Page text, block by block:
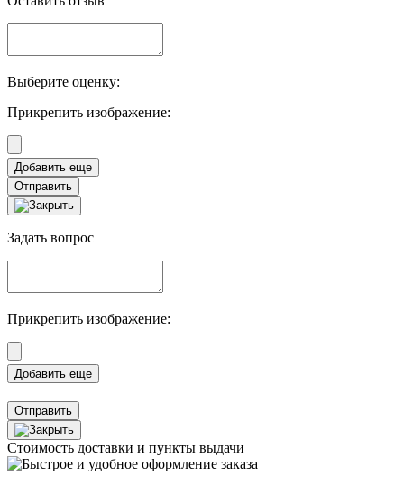
Выберите оценку:
Прикрепить изображение:
Отправить
Задать вопрос
Прикрепить изображение:
Отправить
Стоимость доставки и пункты выдачи